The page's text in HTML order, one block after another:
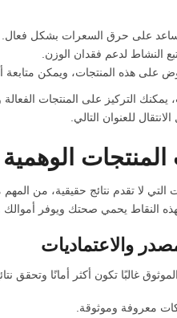
على حرق السعرات بشكل فعال.
النشاط لدعم فقدان الوزن.
على هذه المنتجات، ويمكن متابعة
يمكنك التركيز على المنتجات
للعنوان التالي.
لا تقدم نتائج حقيقية، من المهم
لهذه النقاط يحمي صحتك ويوفر
والاعتماديات
غالبًا تكون أكثر أمانًا وتحقق
معروفة وموثوقة.